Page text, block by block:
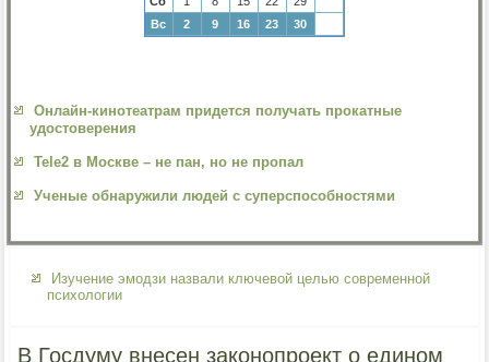
Вс
2 9 16 23 30
Онлайн-кинотеатрам придется получать прокатные
удостоверения
Tele2 в Москве – не пан, но не пропал
Ученые обнаружили людей с суперспособностями
Изучение эмодзи назвали ключевой целью современной
психологии
В Госдуму внесен законопроект о едином